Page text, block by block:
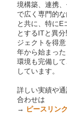
境構築、連携
で広く専門的
と共に、特にE
とするITと異
ジェクトを得
年から始まっ
環境も完備し
しています。
詳しい実績や
合わせは
→ ピースリン